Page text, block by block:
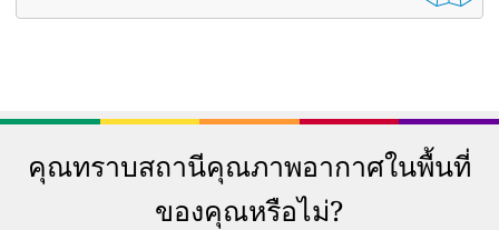
คุณทราบสถานีคุณภาพอากาศในพื้นที่
ของคุณหรือไม่?